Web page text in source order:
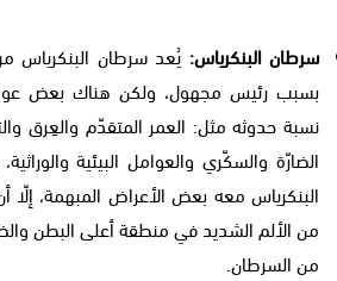
سرطان البنكرياس: يُعد سرطان البنكرياس
بسبب رئيس مجهول، ولكن هناك بعض
نسبة حدوثه مثل: العمر المتقدّم والعِرق
الضارّة والسكّري والعوامل البيئية
البنكرياس معه بعض الأعراض المبهمة،
من الألم الشديد في منطقة أعلى البطن
من السرطان.